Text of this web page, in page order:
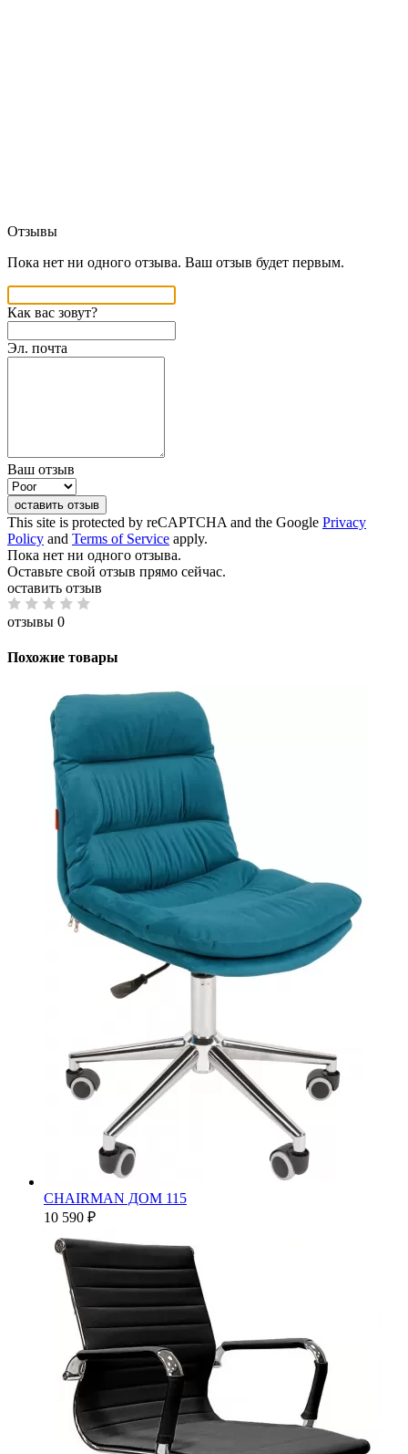
Отзывы
Пока нет ни одного отзыва. Ваш отзыв будет первым.
Как вас зовут?
Эл. почта
Ваш отзыв
оставить отзыв
This site is protected by reCAPTCHA and the Google Privacy
Policy and Terms of Service apply.
Пока нет ни одного отзыва.
Оставьте свой отзыв прямо сейчас.
оставить отзыв
отзывы 0
Похожие товары
CHAIRMAN ДОМ 115
10 590 ₽